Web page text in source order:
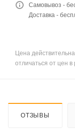
Самовывоз -
Доставка -
Цена
отличаться от цен
ОТЗЫВЫ